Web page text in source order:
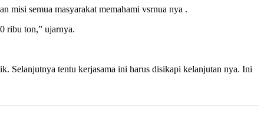
misi semua masyarakat memahami vsrnua nya .
ribu ton,” ujarnya.
Selanjutnya tentu kerjasama ini harus disikapi kelanjutan nya. Ini